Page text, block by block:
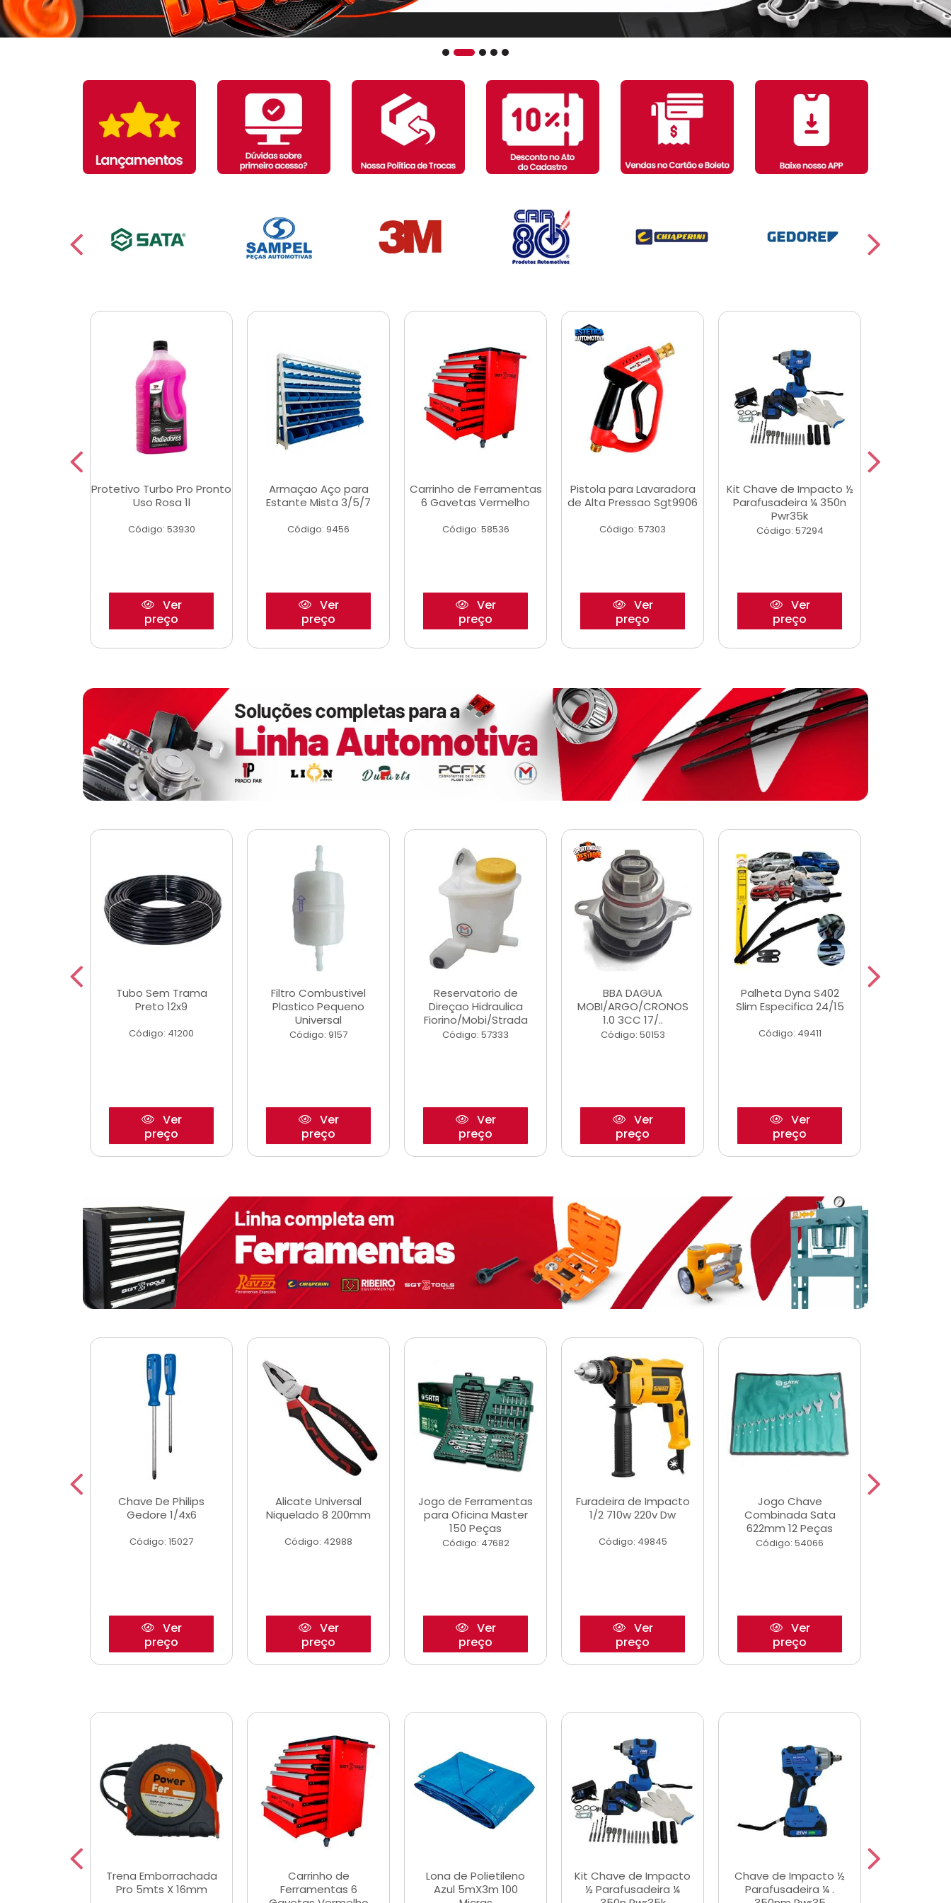
Protetivo Turbo Pro Pronto
Uso Rosa 1l
Código: 53930
Ver
preço
Armaçao Aço para
Estante Mista 3/5/7
Código: 9456
Ver
preço
Carrinho de Ferramentas
6 Gavetas Vermelho
Código: 58536
Ver
preço
Pistola para Lavaradora
de Alta Pressao Sgt9906
Código: 57303
Ver
preço
Kit Chave de Impacto ½
Parafusadeira ¼ 350n
Pwr35k
Código: 57294
Ver
preço
Tubo Sem Trama
Preto 12x9
Código: 41200
Ver
preço
Filtro Combustivel
Plastico Pequeno
Universal
Código: 9157
Ver
preço
Reservatorio de
Direçao Hidraulica
Fiorino/Mobi/Strada
Código: 57333
Ver
preço
BBA DAGUA
MOBI/ARGO/CRONOS
1.0 3CC 17/..
Código: 50153
Ver
preço
Palheta Dyna S402
Slim Especifica 24/15
Código: 49411
Ver
preço
Chave De Philips
Gedore 1/4x6
Código: 15027
Ver
preço
Alicate Universal
Niquelado 8 200mm
Código: 42988
Ver
preço
Jogo de Ferramentas
para Oficina Master
150 Peças
Código: 47682
Ver
preço
Furadeira de Impacto
1/2 710w 220v Dw
Código: 49845
Ver
preço
Jogo Chave
Combinada Sata
622mm 12 Peças
Código: 54066
Ver
preço
Trena Emborrachada
Pro 5mts X 16mm
Carrinho de
Ferramentas 6
Lona de Polietileno
Azul 5mX3m 100
Kit Chave de Impacto
½ Parafusadeira ¼
Chave de Impacto ½
Parafusadeira ¼ .